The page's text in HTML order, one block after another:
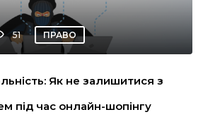
51 ПРАВО
Як не залишитися з
під час онлайн-шопінгу